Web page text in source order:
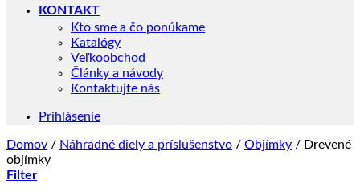
KONTAKT
Kto sme a čo ponúkame
Katalógy
Veľkoobchod
Články a návody
Kontaktujte nás
Prihlásenie
Domov / Náhradné diely a príslušenstvo / Objímky / Drevené
objímky
Filter